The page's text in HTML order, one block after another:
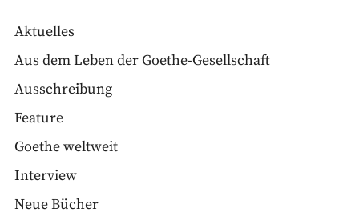
Aktuelles
Aus dem Leben der Goethe-Gesellschaft
Ausschreibung
Feature
Goethe weltweit
Interview
Neue Bücher